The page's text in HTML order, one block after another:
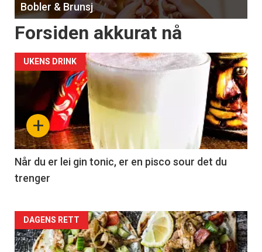
Bobler & Brunsj
Forsiden akkurat nå
+
UKENS DRINK
Når du er lei gin tonic, er en pisco sour det du
trenger
Forsiden
akkurat
DAGENS RETT